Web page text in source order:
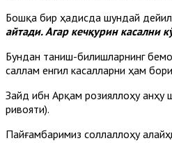
Бошқа бир ҳадисда шундай
айтади. Агар кечқурин касални
Бундан таниш-билишларнинг
саллам енгил касалларни ҳам
Зайд ибн Арқам розияллоҳу анҳу
ривояти).
Пайғамбаримиз соллаллоҳу